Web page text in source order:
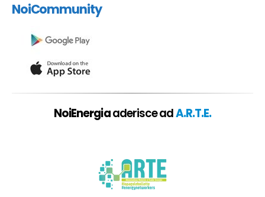
NoiCommunity
NoiEnergiaaderisce adA.R.T.E.